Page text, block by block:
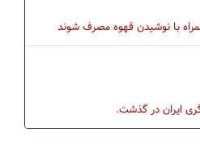
با نوشیدن قهوه مصرف شوند
ایران در گذشت.